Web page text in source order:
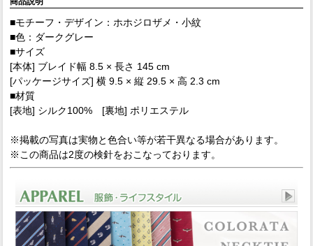
■モチーフ・デザイン：ホホジロザメ・小紋
■色：ダークグレー
■サイズ
[本体] ブレイド幅 8.5 × 長さ 145 cm
[パッケージサイズ] 横 9.5 × 縦 29.5 × 高 2.3 cm
■材質
[表地] シルク100% [裏地] ポリエステル
※掲載の写真は実物と色合い等が若干異なる場合があります。
※この商品は2度の検針をおこなっております。